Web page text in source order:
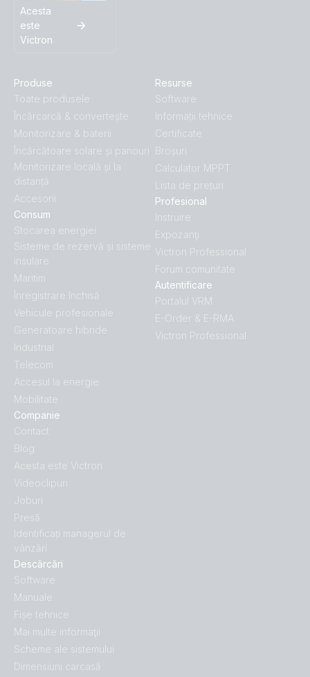
Acesta
este
Victron
Produse
Toate produsele
Încărcarcă & convertește
Monitorizare & baterii
Încărcătoare solare și panouri
Monitorizare locală și la
distanță
Accesorii
Descărcări
Software
Manuale
Fișe tehnice
Mai multe informaţii
Scheme ale sistemului
Dimensiuni carcasă
Consum
Stocarea energiei
Sisteme de rezervă și sisteme
insulare
Maritim
Înregistrare închisă
Vehicule profesionale
Generatoare hibride
Industrial
Telecom
Accesul la energie
Mobilitate
Companie
Contact
Blog
Acesta este Victron
Videoclipuri
Joburi
Presă
Identificați managerul de
vânzări
Resurse
Software
Informații tehnice
Certificate
Broșuri
Calculator MPPT
Lista de prețuri
Profesional
Instruire
Expozanţi
Victron Professional
Forum comunitate
Autentificare
Portalul VRM
E-Order & E-RMA
Victron Professional